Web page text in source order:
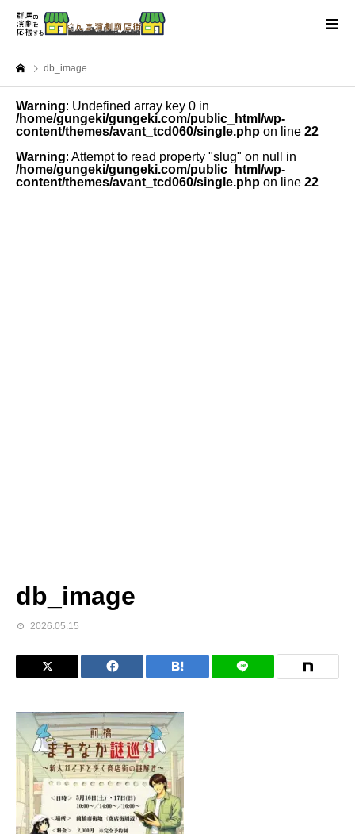
db_image
Warning: Undefined array key 0 in
/home/gungeki/gungeki.com/public_html/wp-
content/themes/avant_tcd060/single.php on line 22
Warning: Attempt to read property "slug" on null in
/home/gungeki/gungeki.com/public_html/wp-
content/themes/avant_tcd060/single.php on line 22
db_image
2026.05.15